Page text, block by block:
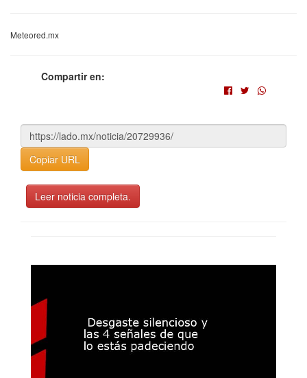
Meteored.mx
Compartir en:
Copiar URL
Leer noticia completa.